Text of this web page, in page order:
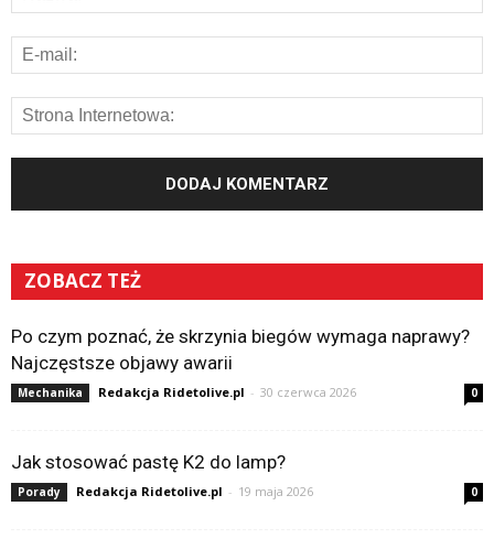
ZOBACZ TEŻ
Po czym poznać, że skrzynia biegów wymaga naprawy?
Najczęstsze objawy awarii
Mechanika Redakcja Ridetolive.pl - 30 czerwca 2026 0
Jak stosować pastę K2 do lamp?
Porady Redakcja Ridetolive.pl - 19 maja 2026 0